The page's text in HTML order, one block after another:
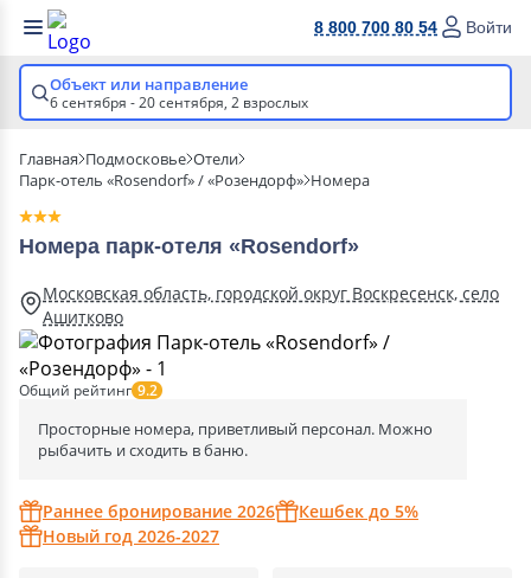
8 800 700 80 54 Войти
Объект или направление
6 сентября - 20 сентября, 2 взрослых
Главная Подмосковье Отели
Парк-отель «Rosendorf» / «Розендорф» Номера
Номера парк-отеля «Rosendorf»
Московская область, городской округ Воскресенск, село
Ашитково
Общий рейтинг 9.2
Просторные номера, приветливый персонал. Можно
рыбачить и сходить в баню.
Раннее бронирование 2026
Кешбек до 5%
Новый год 2026-2027